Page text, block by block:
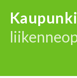
content